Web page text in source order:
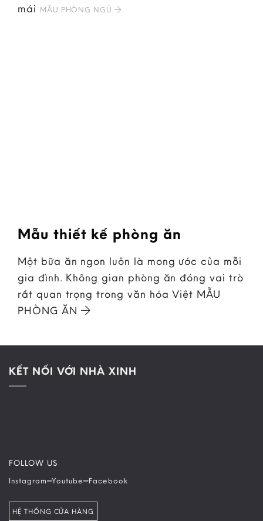
mái MẪU PHÒNG NGỦ
Mẫu thiết kế phòng ăn
Một bữa ăn ngon luôn là mong ước của mỗi
gia đình. Không gian phòng ăn đóng vai trò
rất quan trọng trong văn hóa Việt MẪU
PHÒNG ĂN
KẾT NỐI VỚI NHÀ XINH
FOLLOW US
Instagram–Youtube–Facebook
HỆ THỐNG CỬA HÀNG